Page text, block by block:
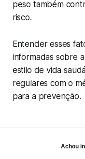
peso também
risco.
Entender esses
informadas sobre
estilo de vida
regulares com o
para a prevenção.
Achou